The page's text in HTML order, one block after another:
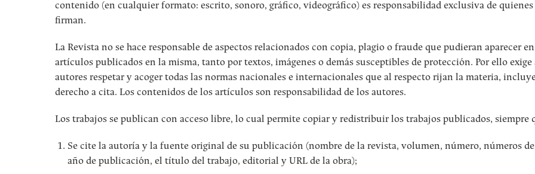
contenido (en cualquier formato: escrito, sonoro, gráfico, videográfico) es responsabilidad exclusiva de quienes
firman.
La Revista no se hace responsable de aspectos relacionados con copia, plagio o fraude que pudieran aparecer
artículos publicados en la misma, tanto por textos, imágenes o demás susceptibles de protección. Por ello exige
autores respetar y acoger todas las normas nacionales e internacionales que al respecto rijan la materia,
derecho a cita. Los contenidos de los artículos son responsabilidad de los autores.
Los trabajos se publican con acceso libre, lo cual permite copiar y redistribuir los trabajos publicados, siempre
Se cite la autoría y la fuente original de su publicación (nombre de la revista, volumen, número, números de
año de publicación, el título del trabajo, editorial y URL de la obra);